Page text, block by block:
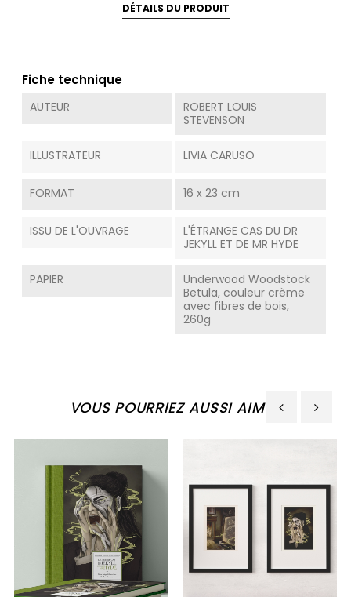
DÉTAILS DU PRODUIT
Fiche technique
AUTEUR
ROBERT LOUIS
STEVENSON
ILLUSTRATEUR LIVIA CARUSO
FORMAT 16 x 23 cm
ISSU DE L'OUVRAGE
L'ÉTRANGE CAS DU DR
JEKYLL ET DE MR HYDE
PAPIER
Underwood Woodstock
Betula, couleur crème
avec fibres de bois,
260g
VOUS POURRIEZ AUSSI AIMER
‹ ›